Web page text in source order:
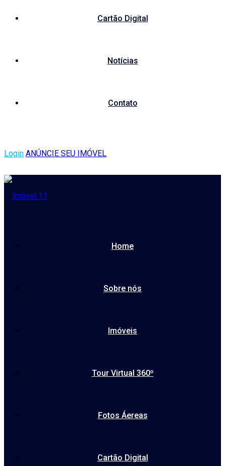
Cartão Digital
Notícias
Contato
Login ANÚNCIE SEU IMÓVEL
Home
Sobre nós
Imóveis
Tour Virtual 360º
Fotos Áereas
Cartão Digital